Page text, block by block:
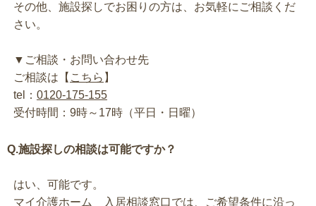
その他、施設探しでお困りの方は、お気軽にご相談くだ
さい。
▼ご相談・お問い合わせ先
ご相談は【 こちら 】
tel： 0120-175-155
受付時間：9時～17時（平日・日曜）
Q.施設探しの相談は可能ですか？
はい、可能です。
マイ介護ホーム 入居相談窓口では、ご希望条件に沿っ